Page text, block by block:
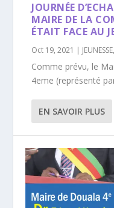
JOURNÉE
MAIRE DE LA
ÉTAIT FACE AU
Oct 19, 2021 | JEUNESSE,
Comme prévu, le
4eme (représenté
EN SAVOIR PLUS